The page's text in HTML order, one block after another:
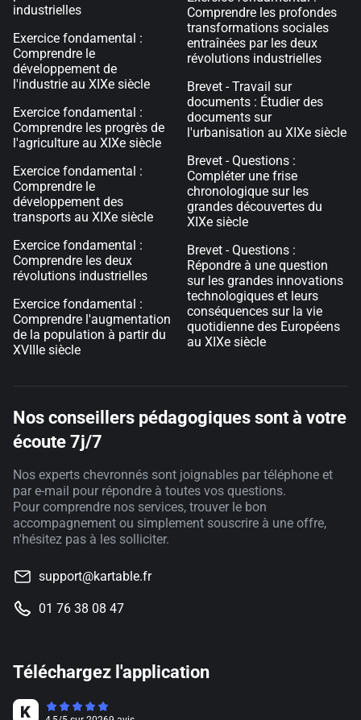
industrielles
Exercice fondamental :
Comprendre le
développement de
l'industrie au XIXe siècle
Exercice fondamental :
Comprendre les progrès de
l'agriculture au XIXe siècle
Exercice fondamental :
Comprendre le
développement des
transports au XIXe siècle
Exercice fondamental :
Comprendre les deux
révolutions industrielles
Exercice fondamental :
Comprendre l'augmentation
de la population à partir du
XVIIIe siècle
Comprendre les profondes
transformations sociales
entraînées par les deux
révolutions industrielles
Brevet - Travail sur
documents : Étudier des
documents sur
l'urbanisation au XIXe siècle
Brevet - Questions :
Compléter une frise
chronologique sur les
grandes découvertes du
XIXe siècle
Brevet - Questions :
Répondre à une question
sur les grandes innovations
technologiques et leurs
conséquences sur la vie
quotidienne des Européens
au XIXe siècle
Nos conseillers pédagogiques sont à votre
écoute 7j/7
Nos experts chevronnés sont joignables par téléphone et
par e-mail pour répondre à toutes vos questions.
Pour comprendre nos services, trouver le bon
accompagnement ou simplement souscrire à une offre,
n'hésitez pas à les solliciter.
support@kartable.fr
01 76 38 08 47
Téléchargez l'application